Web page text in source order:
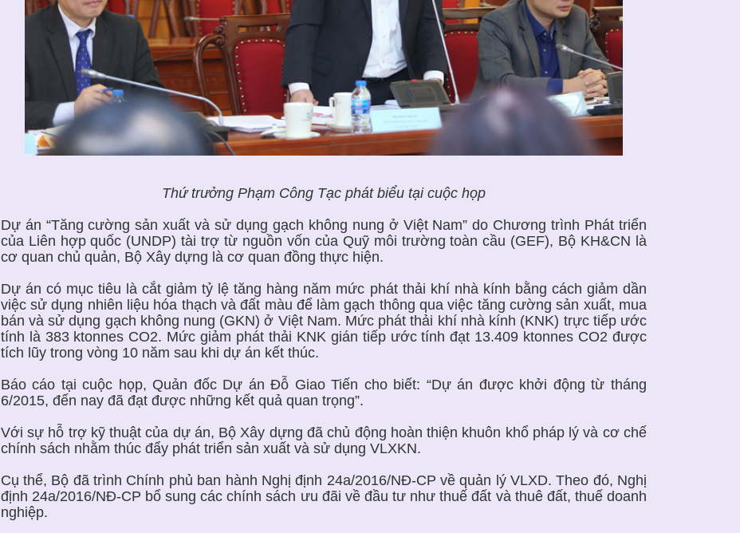
Thứ trưởng Phạm Công Tạc phát biểu tại cuộc họp
Dự án “Tăng cường sản xuất và sử dụng gạch không nung ở Việt Nam” do Chương trình Phát triển
của Liên hợp quốc (UNDP) tài trợ từ nguồn vốn của Quỹ môi trường toàn cầu (GEF), Bộ KH&CN là
cơ quan chủ quản, Bộ Xây dựng là cơ quan đồng thực hiện.
Dự án có mục tiêu là cắt giảm tỷ lệ tăng hàng năm mức phát thải khí nhà kính bằng cách giảm dần
việc sử dụng nhiên liệu hóa thạch và đất màu để làm gạch thông qua việc tăng cường sản xuất, mua
bán và sử dụng gạch không nung (GKN) ở Việt Nam. Mức phát thải khí nhà kính (KNK) trực tiếp ước
tính là 383 ktonnes CO2. Mức giảm phát thải KNK gián tiếp ước tính đạt 13.409 ktonnes CO2 được
tích lũy trong vòng 10 năm sau khi dự án kết thúc.
Báo cáo tại cuộc họp, Quản đốc Dự án Đỗ Giao Tiến cho biết: “Dự án được khởi động từ tháng
6/2015, đến nay đã đạt được những kết quả quan trọng”.
Với sự hỗ trợ kỹ thuật của dự án, Bộ Xây dựng đã chủ động hoàn thiện khuôn khổ pháp lý và cơ chế
chính sách nhằm thúc đẩy phát triển sản xuất và sử dụng VLXKN.
Cụ thể, Bộ đã trình Chính phủ ban hành Nghị định 24a/2016/NĐ-CP về quản lý VLXD. Theo đó, Nghị
định 24a/2016/NĐ-CP bổ sung các chính sách ưu đãi về đầu tư như thuế đất và thuê đất, thuế doanh
nghiệp.